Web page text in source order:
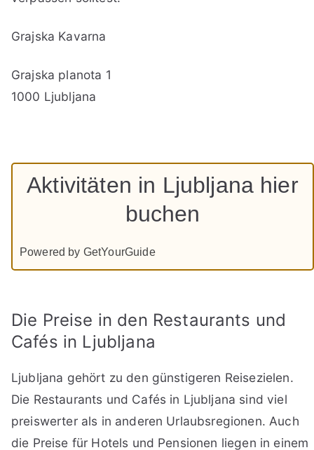
Grajska Kavarna
Grajska planota 1
1000 Ljubljana
Aktivitäten in Ljubljana hier
buchen
Powered by GetYourGuide
Die Preise in den Restaurants und
Cafés in Ljubljana
Ljubljana gehört zu den günstigeren Reisezielen.
Die Restaurants und Cafés in Ljubljana sind viel
preiswerter als in anderen Urlaubsregionen. Auch
die Preise für Hotels und Pensionen liegen in einem